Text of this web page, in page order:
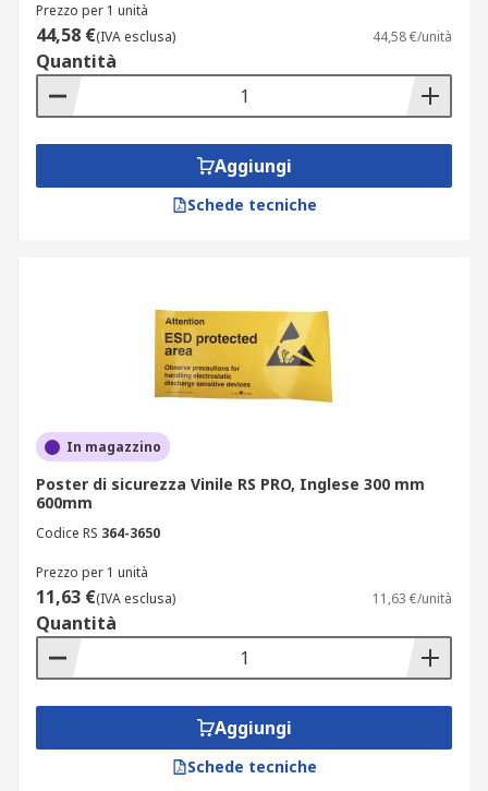
Prezzo per 1 unità
44,58 €(IVA esclusa) 44,58 €/unità
Quantità
Aggiungi
Schede tecniche
In magazzino
Poster di sicurezza Vinile RS PRO, Inglese 300 mm
600mm
Codice RS 364-3650
Prezzo per 1 unità
11,63 €(IVA esclusa) 11,63 €/unità
Quantità
Aggiungi
Schede tecniche